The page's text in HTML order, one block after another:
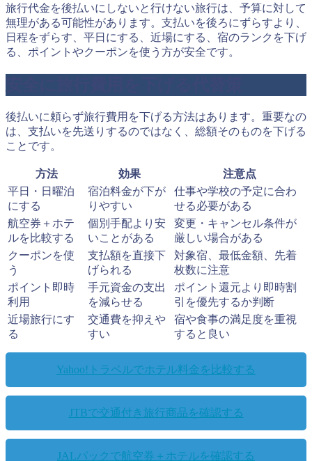
旅行代金を後払いにしないと行けない旅行は、予算に対して
無理がある可能性があります。支払いを後ろにずらすより、
日程をずらす、平日にする、近場にする、宿のランクを下げ
る、ポイントやクーポンを使う方が安全です。
後払いに頼らず旅行費用を下げる方法はあります。重要なの
は、支払いを先送りするのではなく、総額そのものを下げる
ことです。
方法 効果
注意点
平日・日曜泊
にする
宿泊料金が下が
りやすい
仕事や学校の予定に合わ
せる必要がある
航空券＋ホテ
ルを比較する
個別手配より安
いことがある
変更・キャンセル条件が
厳しい場合がある
クーポンを使
う
支払額を直接下
げられる
対象宿、最低金額、先着
枚数に注意
ポイント即時
利用
手元資金の支出
を減らせる
ポイント還元より即時割
引を優先するか判断
近場旅行にす
る
交通費を抑えや
すい
宿や食事の満足度を重視
すると良い
Yahoo!トラベルでホテル料金を比較する
JTBで交通付き旅行商品を確認する
JALパックで航空券＋ホテルを確認する